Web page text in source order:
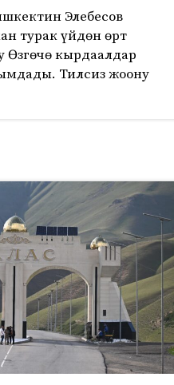
Элебесов
турак үйдөн өрт
Өзгөчө кырдаалдар
Тилсиз жоону